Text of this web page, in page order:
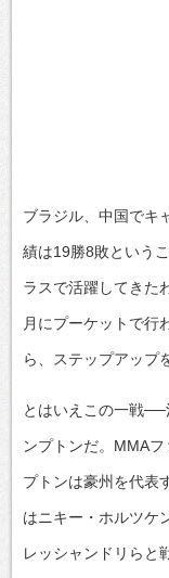
ブラジル、中国でキ
績は19勝8敗という
ラスで活躍してきた
月にプーケットで行
ら、ステップアップ
とはいえこの一戦
ンプトンだ。MMA
プトンは豪州を代表
はニキー・ホルツケ
レッシャンドリらと